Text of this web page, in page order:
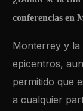
conferencias en
Monterrey y la
epicentros,
permitido que
a cualquier